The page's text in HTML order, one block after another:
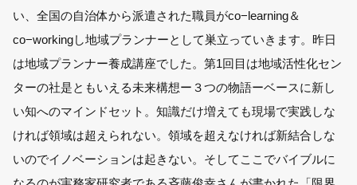
い、全国の自治体から派遣された職員がco−learning＆
co−workingし地域プランナーとして巣立っていきます。昨日
は地域プランナー養成講座でした。第1回目は地域活性化セン
ターの社是ともいえる未来構想ー３つの物語ーベースに新し
い知へのマインドセット。知識だけ増えても現場で実践しな
ければ領域は超えられない。領域を超えなければ新結合しな
いのでイノベーションは起きない。そしてここでバイブルに